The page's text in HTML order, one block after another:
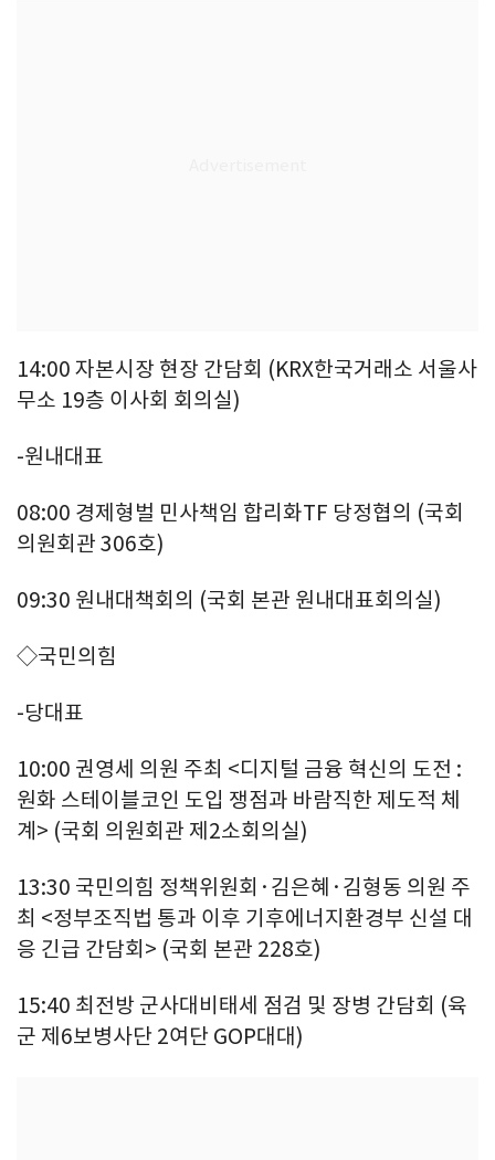
14:00 자본시장 현장 간담회 (KRX한국거래소 서울사
무소 19층 이사회 회의실)
-원내대표
08:00 경제형벌 민사책임 합리화TF 당정협의 (국회
의원회관 306호)
09:30 원내대책회의 (국회 본관 원내대표회의실)
◇국민의힘
-당대표
10:00 권영세 의원 주최 <디지털 금융 혁신의 도전 :
원화 스테이블코인 도입 쟁점과 바람직한 제도적 체
계> (국회 의원회관 제2소회의실)
13:30 국민의힘 정책위원회·김은혜·김형동 의원 주
최 <정부조직법 통과 이후 기후에너지환경부 신설 대
응 긴급 간담회> (국회 본관 228호)
15:40 최전방 군사대비태세 점검 및 장병 간담회 (육
군 제6보병사단 2여단 GOP대대)